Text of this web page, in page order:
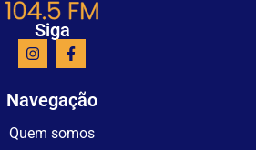
Siga
Navegação
Quem somos